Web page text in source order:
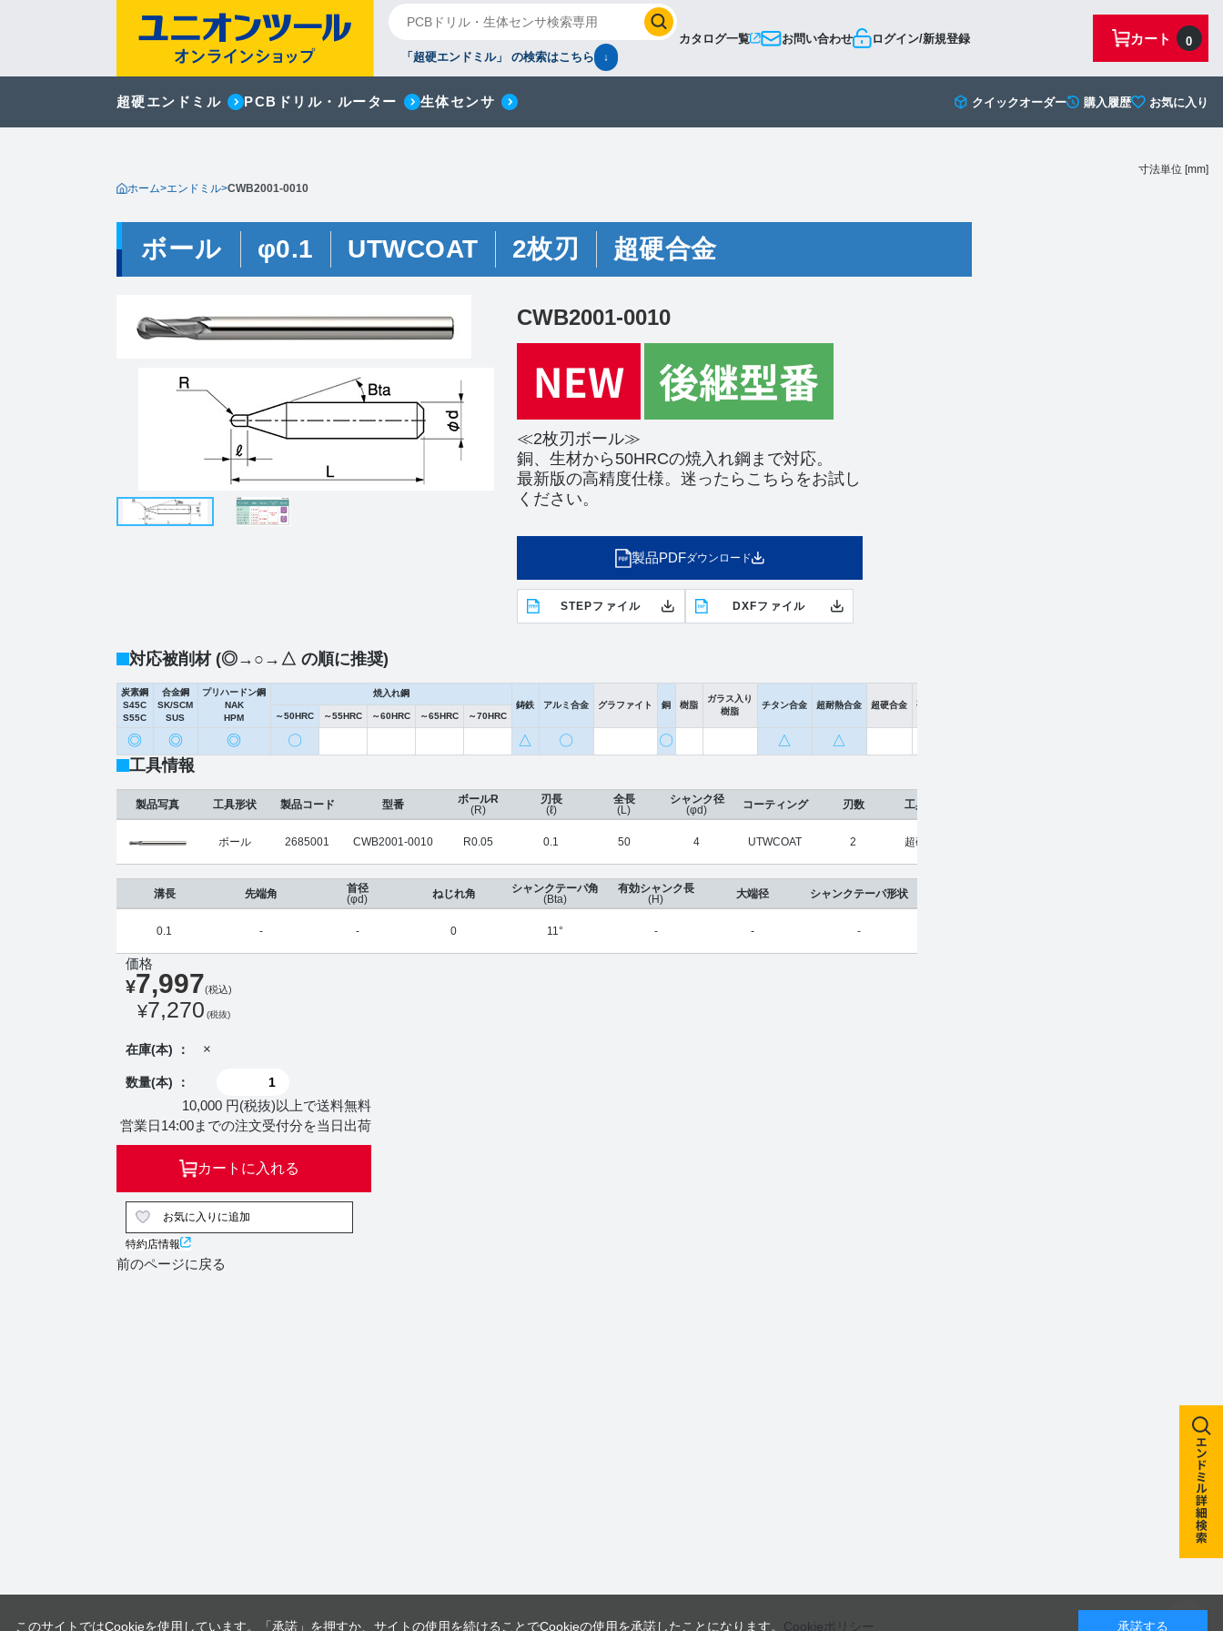
カタログ一覧 お問い合わせ ログイン/新規登録 0
カート
「超硬エンドミル」 の検索はこちら ↓
超硬エンドミル PCBドリル・ルーター 生体センサ クイックオーダー 購入履歴 お気に入り
ホーム>エンドミル>CWB2001-0010
ボール φ0.1 UTWCOAT 2枚刃 超硬合金
CWB2001-0010
≪2枚刃ボール≫
銅、生材から50HRCの焼入れ鋼まで対応。
最新版の高精度仕様。迷ったらこちらをお試し
ください。
製品PDFダウンロード
STEPファイル DXFファイル
対応被削材 (◎→○→△ の順に推奨)
炭素鋼
S45C
S55C
合金鋼
SK/SCM
SUS
プリハードン鋼
NAK
HPM
焼入れ鋼
鋳鉄
アルミ合金 グラファイト 銅 樹脂
ガラス入り
樹脂
チタン合金 超耐熱合金 超硬合金
硬脆材
～50HRC
～55HRC ～60HRC ～65HRC ～70HRC
◎ ◎ ◎ 〇 △ 〇 〇 △ △
工具情報
寸法単位 [mm]
製品写真 工具形状
ボール
製品コード
2685001
型番
CWB2001-0010
ボールR
(R)
R0.05
刃長
(ℓ)
0.1
全長
(L)
50
シャンク径
(φd)
4
コーティング
UTWCOAT
刃数
2
工具材種
超硬合金
溝長
0.1
先端角
-
首径
(φd)
-
ねじれ角
0
シャンクテーパ角
(Bta)
11°
有効シャンク長
(H)
-
大端径
-
シャンクテーパ形状
-
価格
¥7,997(税込)
¥7,270 (税抜)
在庫(本) ： ×
数量(本) ：
10,000 円(税抜)以上で送料無料
営業日14:00までの注文受付分を当日出荷
カートに入れる
お気に入りに追加
特約店情報
前のページに戻る
このサイトではCookieを使用しています。「承諾」を押すか、サイトの使用を続けることでCookieの使用を承諾したことになります。 Cookieポリシー 承諾する